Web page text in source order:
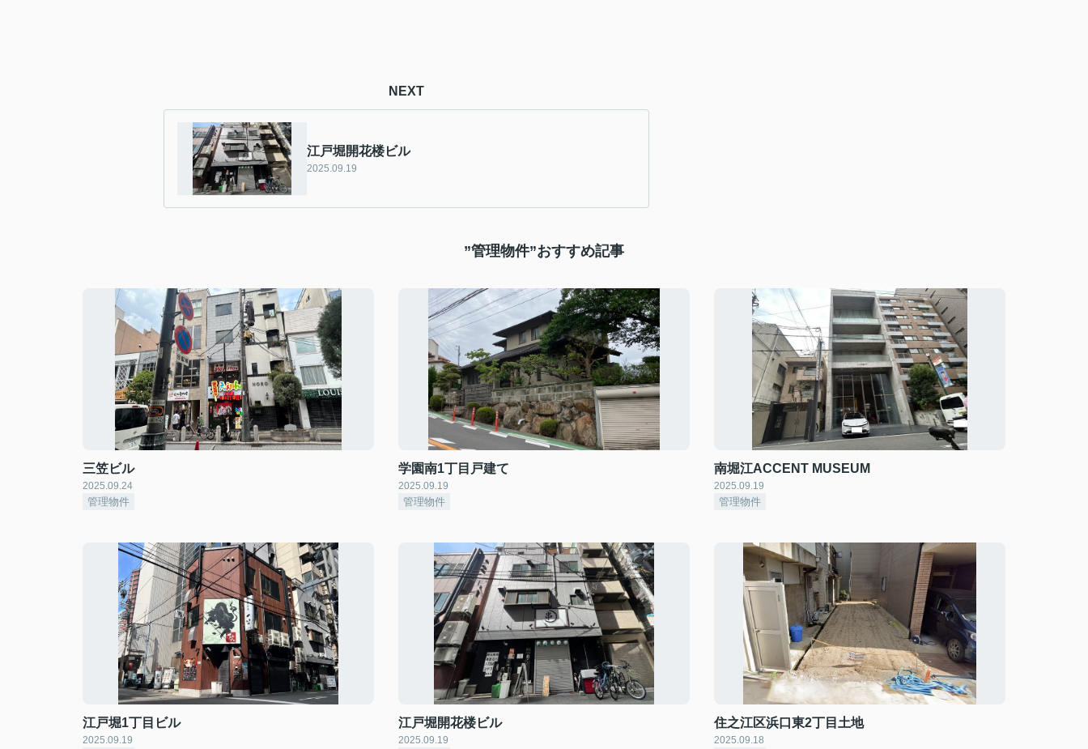
NEXT
江戸堀開花楼ビル
2025.09.19
”管理物件”おすすめ記事
三笠ビル
2025.09.24
管理物件
学園南1丁目戸建て
2025.09.19
管理物件
南堀江ACCENT MUSEUM
2025.09.19
管理物件
江戸堀1丁目ビル
2025.09.19
江戸堀開花楼ビル
2025.09.19
住之江区浜口東2丁目土地
2025.09.18